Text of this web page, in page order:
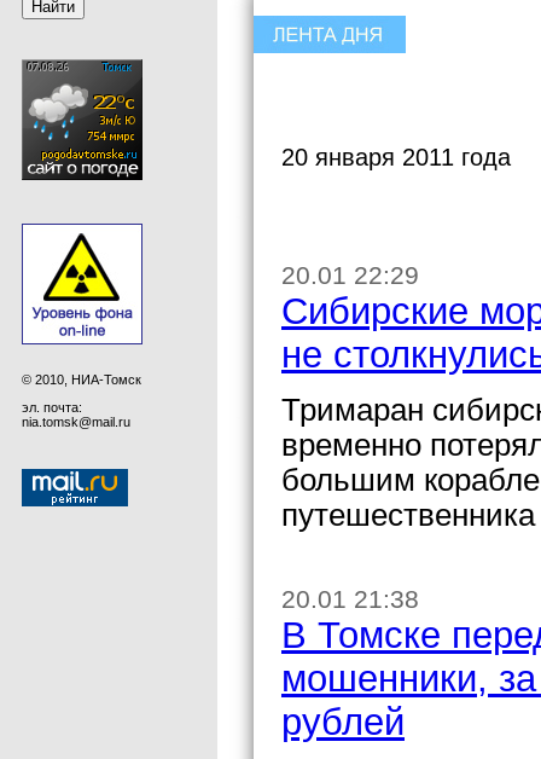
© 2010, НИА-Томск
эл. почта:
nia.tomsk@mail.ru
20 января 2011 года
20.01 22:29
Сибирские
не
Тримаран
временно
большим
20.01 21:38
В Томске
мошенники,
рублей